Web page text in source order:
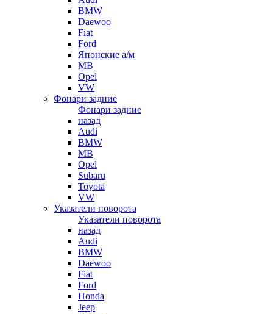
BMW
Daewoo
Fiat
Ford
Японские а/м
MB
Opel
VW
Фонари задние
Фонари задние
назад
Audi
BMW
MB
Opel
Subaru
Toyota
VW
Указатели поворота
Указатели поворота
назад
Audi
BMW
Daewoo
Fiat
Ford
Honda
Jeep